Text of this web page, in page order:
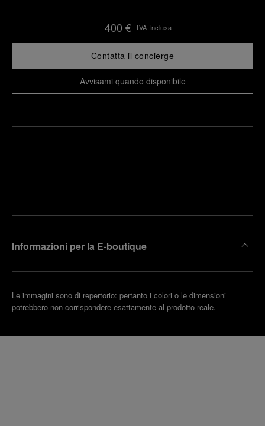
400 € IVA Inclusa
Contatta il concierge
Avvisami quando disponibile
Informazioni per la E-boutique
Le immagini sono di repertorio: pertanto i colori o le dimensioni
potrebbero non corrispondere esattamente al prodotto reale.